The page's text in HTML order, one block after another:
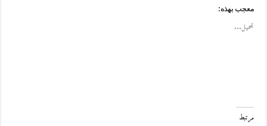
معجب بهذه:
تحميل...
مرتبط